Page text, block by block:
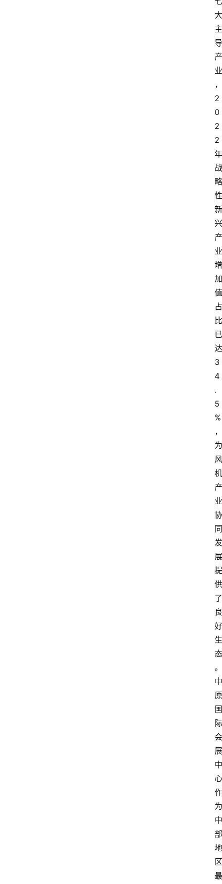
大
主
导
产
业
，
2
0
2
2
年
战
略
性
新
兴
产
业
增
加
值
占
比
已
达
3
4
.
5
%
，
为
风
机
产
业
协
同
发
展
提
供
了
良
好
生
态
。
中
原
国
际
会
展
中
心
作
为
中
部
地
区
最